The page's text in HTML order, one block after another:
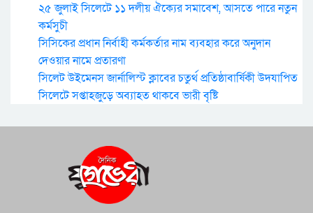
২৫ জুলাই সিলেটে ১১ দলীয় ঐক্যের সমাবেশ, আসতে পারে নতুন
কর্মসুচী
সিসিকের প্রধান নির্বাহী কর্মকর্তার নাম ব্যবহার করে অনুদান
দেওয়ার নামে প্রতারণা
সিলেট উইমেনস জার্নালিস্ট ক্লাবের চতুর্থ প্রতিষ্ঠাবার্ষিকী উদযাপিত
সিলেটে সপ্তাহজুড়ে অব্যাহত থাকবে ভারী বৃষ্টি